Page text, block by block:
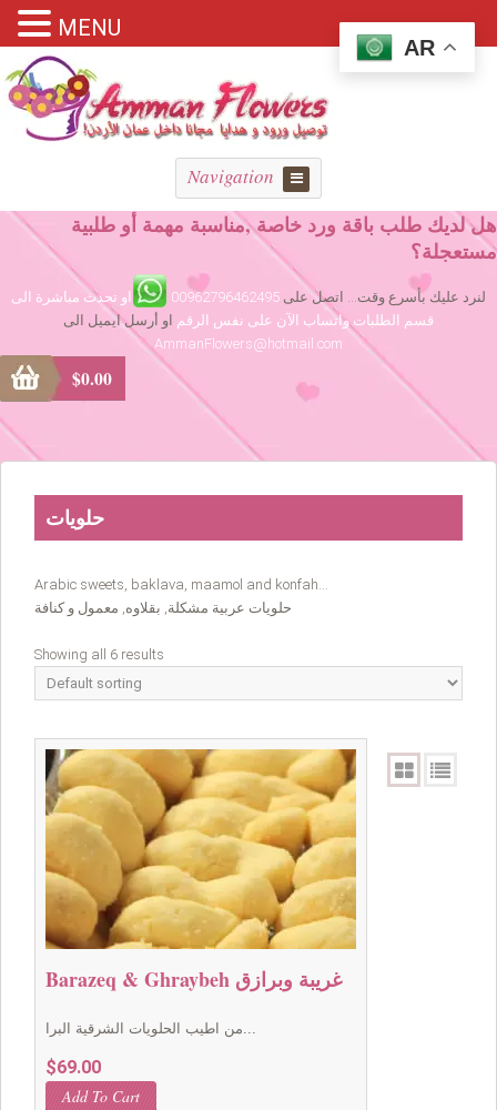
Navigation
هل لديك طلب باقة ورد خاصة ,مناسبة مهمة أو طلبية
مستعجلة؟
لنرد عليك بأسرع وقت... اتصل على 00962796462495
او تحدث مباشرة الى
قسم الطلبات واتساب الآن على نفس الرقم او أرسل ايميل الى
AmmanFlowers@hotmail.com
$0.00
حلويات
Arabic sweets, baklava, maamol and konfah…
حلويات عربية مشكلة, بقلاوه, معمول و كنافة
Showing all 6 results
Barazeq & Ghraybeh غريبة وبرازق
من اطيب الحلويات الشرقية البرا...
$69.00
Add To Cart
AR
MENU